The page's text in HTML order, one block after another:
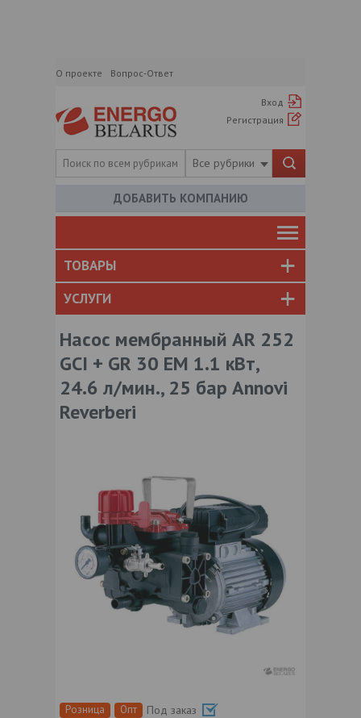
О проекте Вопрос-Ответ
Вход
Регистрация
Все рубрики
ДОБАВИТЬ КОМПАНИЮ
ТОВАРЫ
УСЛУГИ
Насос мембранный AR 252
GCI + GR 30 EM 1.1 кВт,
24.6 л/мин., 25 бар Annovi
Reverberi
Розница Опт
Под заказ